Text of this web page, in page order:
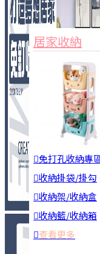
3C周邊
居家安全
居家清潔
查看更多
餐飲廚具
家俱&收
居家收納
免打孔收納專
收納掛袋/掛勾
收納架/收納盒
收納籃/收納箱
查看更多